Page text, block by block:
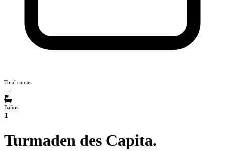
Total camas
—
Baños
1
Turmaden des Capita.